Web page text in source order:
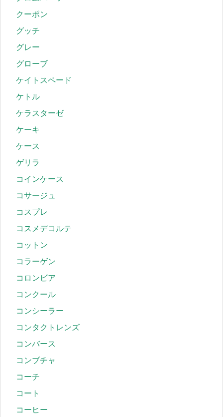
クーポン
グッチ
グレー
グローブ
ケイトスペード
ケトル
ケラスターゼ
ケーキ
ケース
ゲリラ
コインケース
コサージュ
コスプレ
コスメデコルテ
コットン
コラーゲン
コロンビア
コンクール
コンシーラー
コンタクトレンズ
コンバース
コンブチャ
コーチ
コート
コーヒー